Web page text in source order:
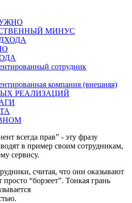
МИНУС
сотрудник
компания (внешняя)
РЕАЛИЗАЦИЙ
всегда прав” - эту фразу
в пример своим сотрудникам,
сервису.
считая, что они оказывают
“борзеет”. Тонкая грань